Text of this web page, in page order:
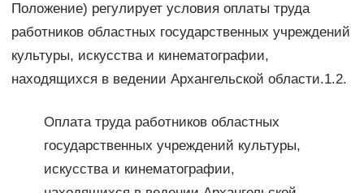
Положение) регулирует условия оплаты труда
работников областных государственных учреждений
культуры, искусства и кинематографии,
находящихся в ведении Архангельской области.1.2.
Оплата труда работников областных
государственных учреждений культуры,
искусства и кинематографии,